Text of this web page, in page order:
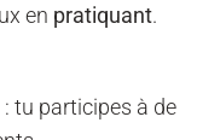
en pratiquant.
: tu participes à de